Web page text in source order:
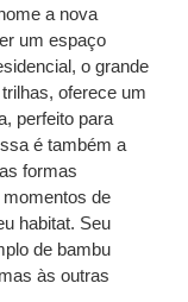
a nova
um espaço
o grande
oferece um
perfeito para
é também a
formas
de
habitat. Seu
de bambu
às outras